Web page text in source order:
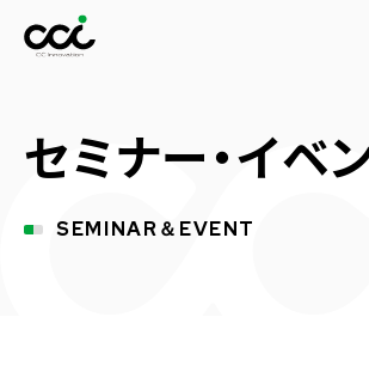
セミナー・イベ
SEMINAR＆EVENT